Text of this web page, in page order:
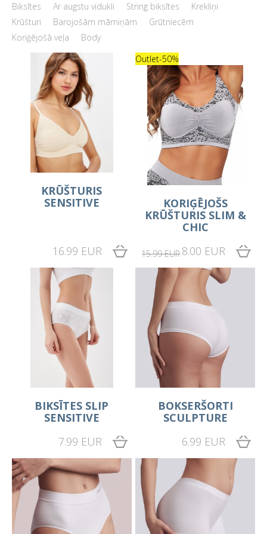
Biksītes
Ar augstu vidukli String biksītes
Krekliņi
Krūšturi
Barojošām māmiņām
Grūtniecēm
Koriģējošā veļa
Body
KRŪŠTURIS
SENSITIVE
16.99 EUR
Outlet-50%
KORIĢĒJOŠS
KRŪŠTURIS SLIM &
CHIC
15.99 EUR8.00 EUR
BIKSĪTES SLIP
SENSITIVE
7.99 EUR
BOKSERŠORTI
SCULPTURE
6.99 EUR